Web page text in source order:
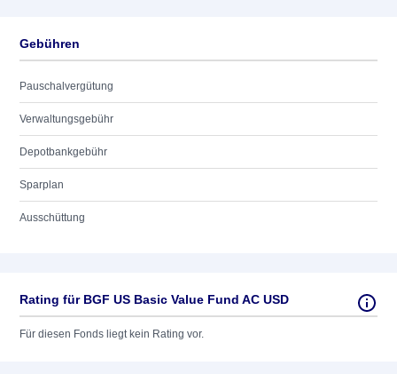
Gebühren
Pauschalvergütung
Verwaltungsgebühr
Depotbankgebühr
Sparplan
Ausschüttung
Rating für BGF US Basic Value Fund AC USD
Für diesen Fonds liegt kein Rating vor.